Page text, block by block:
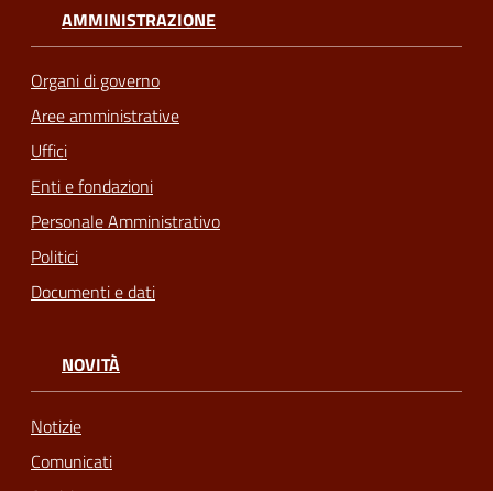
AMMINISTRAZIONE
Organi di governo
Aree amministrative
Uffici
Enti e fondazioni
Personale Amministrativo
Politici
Documenti e dati
NOVITÀ
Notizie
Comunicati